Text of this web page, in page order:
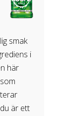
smak
i
här
är ett